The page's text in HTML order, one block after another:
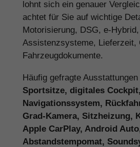
lohnt sich ein genauer
achtet für Sie auf wichtige
Motorisierung, DSG, e-
Assistenzsysteme, Lieferzeit,
Fahrzeugdokumente.
Häufig gefragte
Sportsitze, digitales Cockpit,
Navigationssystem,
Grad-Kamera, Sitzheizung,
Apple CarPlay, Android
Abstandstempomat,